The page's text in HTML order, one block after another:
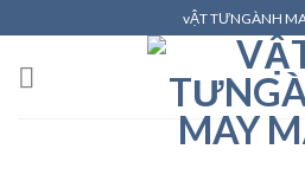
to
content
vẬT TƯNGÀNH